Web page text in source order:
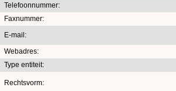
Telefoonnummer:
Faxnummer:
E-mail:
Webadres:
Type entiteit:
Rechtsvorm: